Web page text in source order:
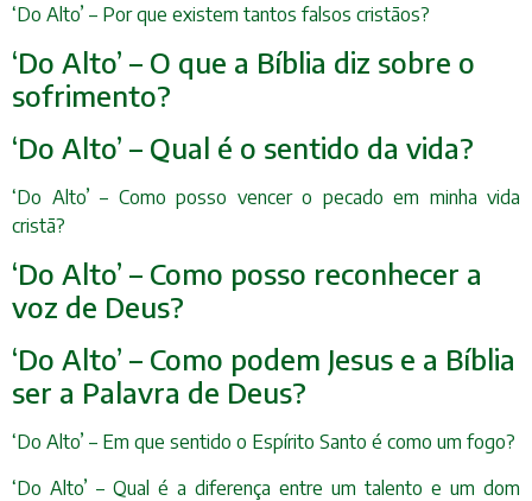
‘Do Alto’ – Por que existem tantos falsos cristãos?
‘Do Alto’ – O que a Bíblia diz sobre o
sofrimento?
‘Do Alto’ – Qual é o sentido da vida?
‘Do Alto’ – Como posso vencer o pecado em minha vida
cristã?
‘Do Alto’ – Como posso reconhecer a
voz de Deus?
‘Do Alto’ – Como podem Jesus e a Bíblia
ser a Palavra de Deus?
‘Do Alto’ – Em que sentido o Espírito Santo é como um fogo?
‘Do Alto’ – Qual é a diferença entre um talento e um dom